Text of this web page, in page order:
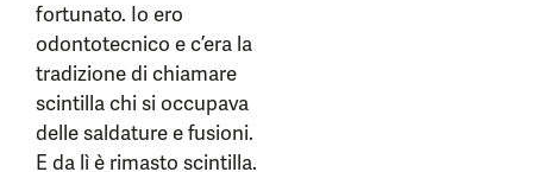
fortunato. Io ero
odontotecnico e c’era la
tradizione di chiamare
scintilla chi si occupava
delle saldature e fusioni.
E da lì è rimasto scintilla.